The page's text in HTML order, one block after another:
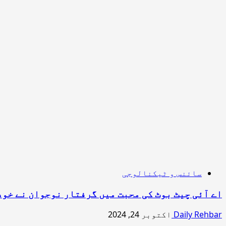
سائنس و ٹیکنالوجی
اے آئی چیٹ بوٹ کی محبت میں گرفتار نوجوان نے
Daily Rehbar اکتوبر 24, 2024